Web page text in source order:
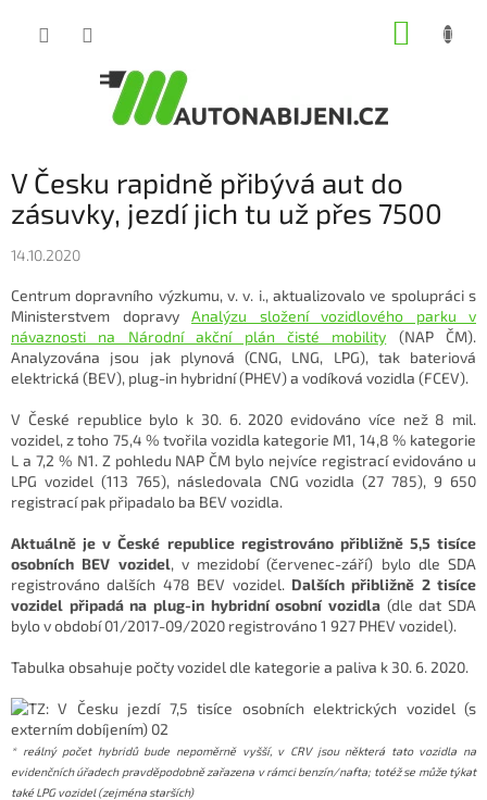
V Česku rapidně přibývá aut do
zásuvky, jezdí jich tu už přes 7500
14.10.2020
Centrum dopravního výzkumu, v. v. i., aktualizovalo ve spolupráci s
Ministerstvem dopravy
Analýzu složení vozidlového parku v
návaznosti na Národní akční plán čisté mobility
(NAP ČM).
Analyzována jsou jak plynová (CNG, LNG, LPG), tak bateriová
elektrická (BEV), plug-in hybridní (PHEV) a vodíková vozidla (FCEV).
V České republice bylo k 30. 6. 2020 evidováno více než 8 mil.
vozidel, z toho 75,4 % tvořila vozidla kategorie M1, 14,8 % kategorie
L a 7,2 % N1. Z pohledu NAP ČM bylo nejvíce registrací evidováno u
LPG vozidel (113 765), následovala CNG vozidla (27 785), 9 650
registrací pak připadalo ba BEV vozidla.
Aktuálně je v České republice registrováno přibližně 5,5 tisíce
osobních BEV vozidel, v mezidobí (červenec-září) bylo dle SDA
registrováno dalších 478 BEV vozidel. Dalších přibližně 2 tisíce
vozidel připadá na plug-in hybridní osobní vozidla (dle dat SDA
bylo v období 01/2017-09/2020 registrováno 1 927 PHEV vozidel).
Tabulka obsahuje počty vozidel dle kategorie a paliva k 30. 6. 2020.
* reálný počet hybridů bude nepoměrně vyšší, v CRV jsou některá tato vozidla na
evidenčních úřadech pravděpodobně zařazena v rámci benzín/nafta; totéž se může týkat
také LPG vozidel (zejména starších)